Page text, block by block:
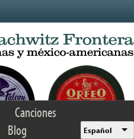
Canciones
Blog Español